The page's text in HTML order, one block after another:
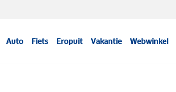
Auto Fiets Eropuit Vakantie Webwinkel